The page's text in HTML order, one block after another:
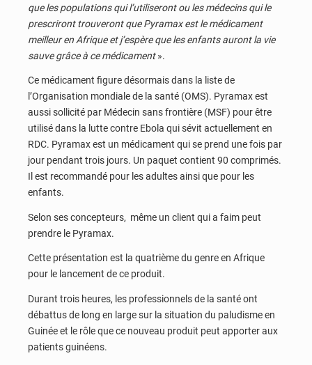
que les populations qui l’utiliseront ou les médecins qui le
prescriront trouveront que Pyramax est le médicament
meilleur en Afrique et j’espère que les enfants auront la vie
sauve grâce à ce médicament».
Ce médicament figure désormais dans la liste de
l’Organisation mondiale de la santé (OMS). Pyramax est
aussi sollicité par Médecin sans frontière (MSF) pour être
utilisé dans la lutte contre Ebola qui sévit actuellement en
RDC. Pyramax est un médicament qui se prend une fois par
jour pendant trois jours. Un paquet contient 90 comprimés.
Il est recommandé pour les adultes ainsi que pour les
enfants.
Selon ses concepteurs, même un client qui a faim peut
prendre le Pyramax.
Cette présentation est la quatrième du genre en Afrique
pour le lancement de ce produit.
Durant trois heures, les professionnels de la santé ont
débattus de long en large sur la situation du paludisme en
Guinée et le rôle que ce nouveau produit peut apporter aux
patients guinéens.